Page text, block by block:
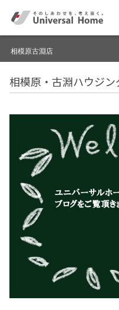
ユニバーサル ホームの特
コンセプトプラン
テクノロジー
建築実例
シミュレー ション
キャンペーン・コラボ
相模原古淵店
ブログ
モデルハウス見学予約
相模原古淵店 TOPへ
相模原・古淵ハウジ